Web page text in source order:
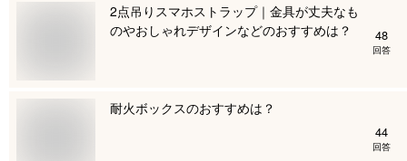
2点吊りスマホストラップ｜金具が丈夫なも
のやおしゃれデザインなどのおすすめは？
48
回答
耐火ボックスのおすすめは？
44
回答